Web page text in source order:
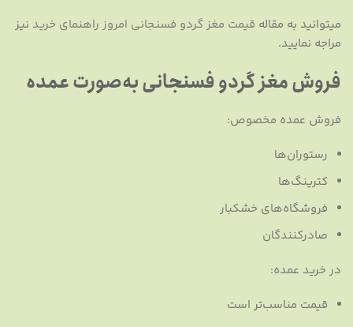
میتوانید به مقاله قیمت مغز گردو فسنجانی امروز راهنمای خرید نیز
مراجه نمایید.
فروش مغز گردو فسنجانی به‌صورت عمده
فروش عمده مخصوص:
رستوران‌ها
کترینگ‌ها
فروشگاه‌های خشکبار
صادرکنندگان
در خرید عمده:
قیمت مناسب‌تر است